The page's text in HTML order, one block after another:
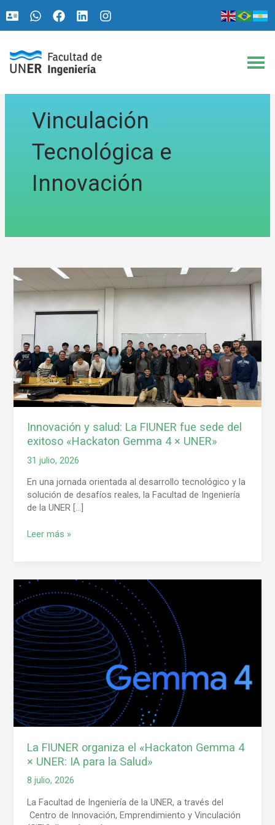
contenido
Vinculación
Tecnológica e
Innovación
Innovación y salud: La FIUNER fue sede del
exitoso «Hackaton Gemma 4 × UNER»
31 julio, 2026
En una jornada orientada al desarrollo tecnológico y la
solución de desafíos reales, la Facultad de Ingeniería
de la UNER […]
Innovación
salud:
La
FIUNER
fue
sede
del
exitoso
«Hackaton
Gemma
×
UNER»
Leer más »
La FIUNER organiza el «Hackaton Gemma 4
× UNER: IA para la Salud»
8 julio, 2026
La Facultad de Ingeniería de la UNER, a través del
Centro de Innovación, Emprendimiento y Vinculación
La
FIUNER
organiza
el
«Hackaton
Gemma
4
×
UNER:
IA
para
la
de
entradas